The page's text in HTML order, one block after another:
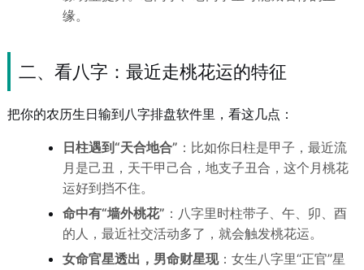
缘。
二、看八字：最近走桃花运的特征
把你的农历生日输到八字排盘软件里，看这几点：
日柱遇到“天合地合” ：比如你日柱是甲子，最近流
月是己丑，天干甲己合，地支子丑合，这个月桃花
运好到挡不住。
命中有“墙外桃花” ：八字里时柱带子、午、卯、酉
的人，最近社交活动多了，就会触发桃花运。
女命官星透出，男命财星现：女生八字里“正官”星